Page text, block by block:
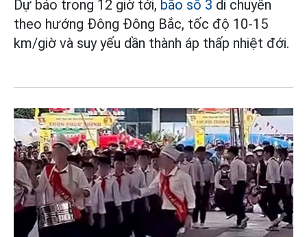
Dự báo trong 12 giờ tới, bão số 3 di chuyển
theo hướng Đông Đông Bắc, tốc độ 10-15
km/giờ và suy yếu dần thành áp thấp nhiệt đới.